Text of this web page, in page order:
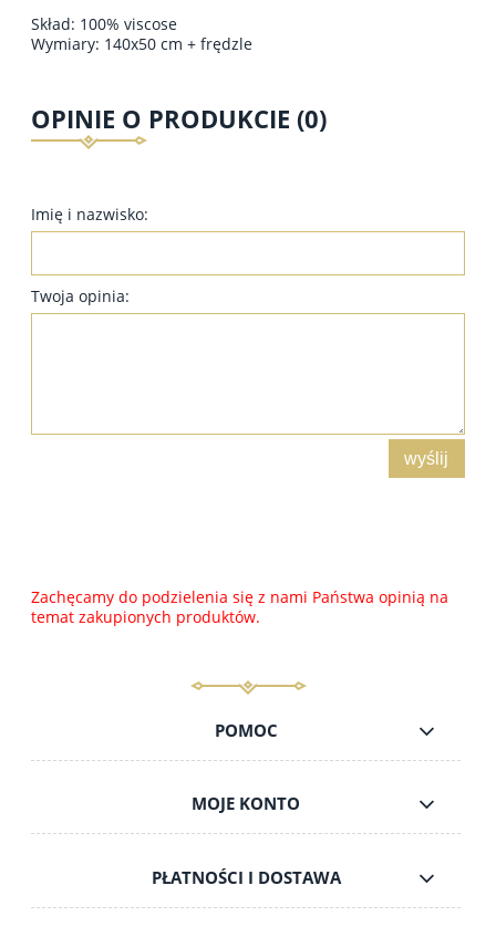
Skład: 100% viscose
Wymiary: 140x50 cm + frędzle
OPINIE O PRODUKCIE (0)
Imię i nazwisko:
Twoja opinia:
wyślij
Zachęcamy do podzielenia się z nami Państwa opinią na
temat zakupionych produktów.
POMOC
MOJE KONTO
PŁATNOŚCI I DOSTAWA